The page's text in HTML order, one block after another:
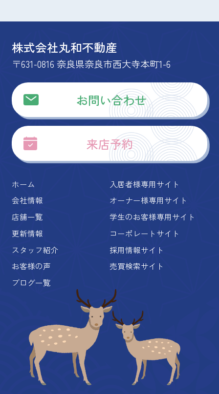
株式会社丸和不動産
〒631-0816 奈良県奈良市西大寺本町1-6
お問い合わせ
来店予約
ホーム
会社情報
店舗一覧
更新情報
スタッフ紹介
お客様の声
ブログ一覧
入居者様専用サイト
オーナー様専用サイト
学生のお客様専用サイト
コーポレートサイト
採用情報サイト
売買検索サイト